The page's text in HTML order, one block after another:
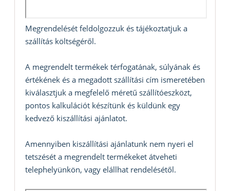
Megrendelését feldolgozzuk és tájékoztatjuk a
szállítás költségéről.
A megrendelt termékek térfogatának, súlyának és
értékének és a megadott szállítási cím ismeretében
kiválasztjuk a megfelelő méretű szállítóeszközt,
pontos kalkulációt készítünk és küldünk egy
kedvező kiszállítási ajánlatot.
Amennyiben kiszállítási ajánlatunk nem nyeri el
tetszését a megrendelt termékeket átveheti
telephelyünkön, vagy elállhat rendelésétől.